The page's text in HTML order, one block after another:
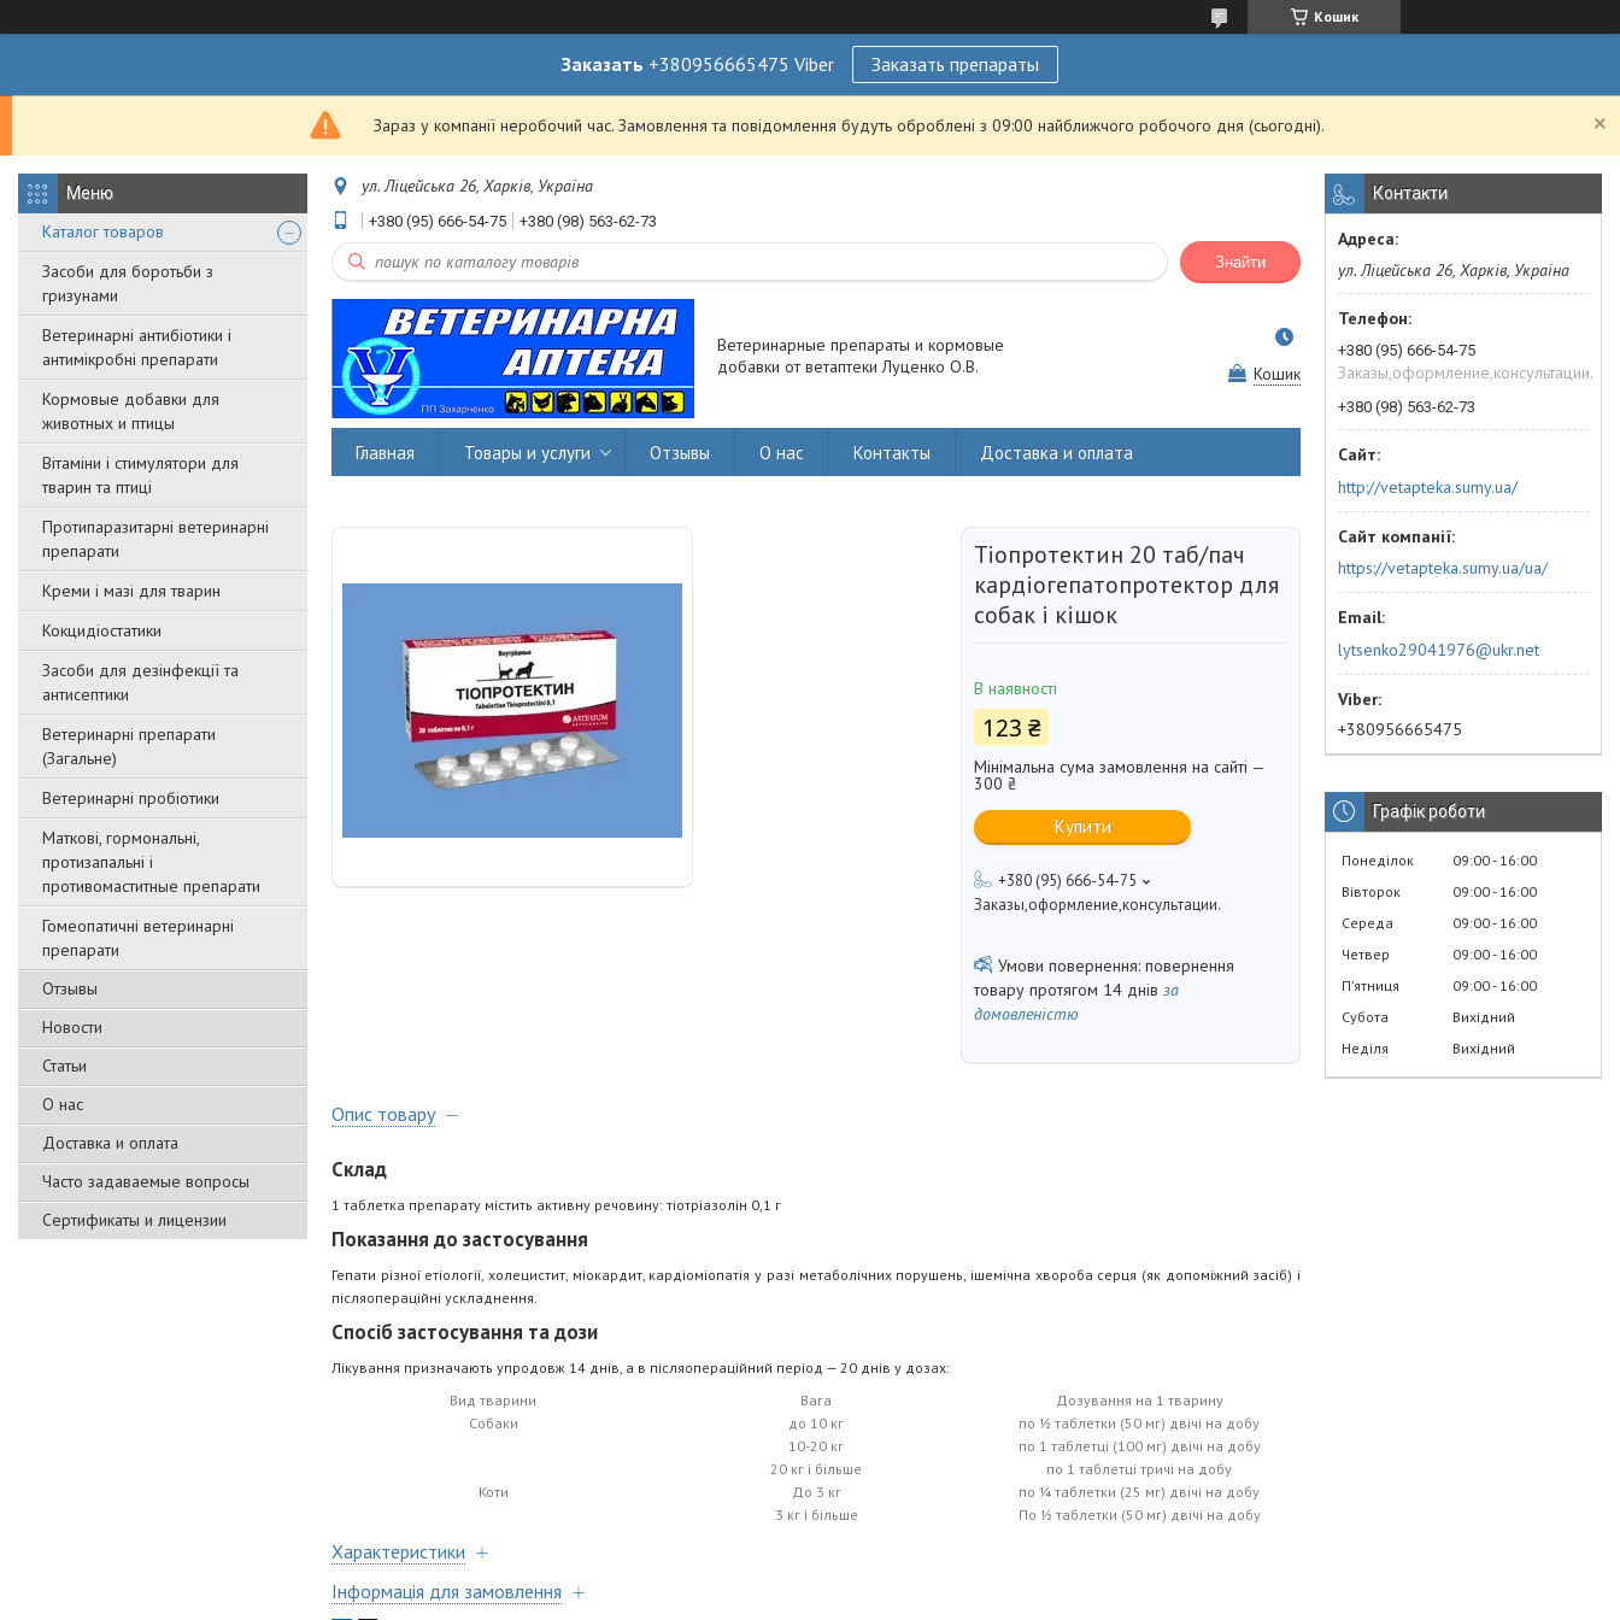
Кошик
Заказать +380956665475 Viber Заказать препараты
Зараз у компанії неробочий час. Замовлення та повідомлення будуть оброблені з 09:00 найближчого робочого дня (сьогодні).
Каталог товаров
Засоби для боротьби з
гризунами
Ветеринарні антибіотики і
антимікробні препарати
Кормовые добавки для
животных и птицы
Вітаміни і стимулятори для
тварин та птиці
Протипаразитарні ветеринарні
препарати
Креми і мазі для тварин
Кокцидіостатики
Засоби для дезінфекції та
антисептики
Ветеринарні препарати
(Загальне)
Ветеринарні пробіотики
Маткові, гормональні,
протизапальні і
противомаститные препарати
Гомеопатичні ветеринарні
препарати
Отзывы
Новости
Статьи
О нас
Доставка и оплата
Часто задаваемые вопросы
Сертификаты и лицензии
ул. Ліцейська 26, Харків, Україна
+380 (95) 666-54-75 +380 (98) 563-62-73
Знайти
Ветеринарные препараты и кормовые
добавки от ветаптеки Луценко О.В.
Кошик
Главная Товары и услуги Отзывы О нас Контакты Доставка и оплата
Тіопротектин 20 таб/пач
кардіогепатопротектор для
собак і кішок
В наявності
123 ₴
Мінімальна сума замовлення на сайті —
300 ₴
Купити
+380 (95) 666-54-75
Заказы,оформление,консультации.
повернення
товару протягом 14 днів за
домовленістю
Опис товару
Склад
1 таблетка препарату містить активну речовину: тіотріазолін 0,1 г
Показання до застосування
Гепати різної етіології, холецистит, міокардит, кардіоміопатія у разі метаболічних порушень, ішемічна хвороба серця (як допоміжний засіб) і
післяопераційні ускладнення.
Спосіб застосування та дози
Лікування призначають упродовж 14 днів, а в післяопераційний період — 20 днів у дозах:
Вид тварини
Вага
Дозування на 1 тварину
Собаки
до 10 кг
по 1⁄2 таблетки (50 мг) двічі на добу
10-20 кг
по 1 таблетці (100 мг) двічі на добу
20 кг і більше
по 1 таблетці тричі на добу
Коти
До 3 кг
по 1⁄4 таблетки (25 мг) двічі на добу
3 кг і більше
По 1⁄2 таблетки (50 мг) двічі на добу
Характеристики
Інформація для замовлення
Контакти
ул. Ліцейська 26, Харків, Україна
+380 (95) 666-54-75
Заказы,оформление,консультации.
+380 (98) 563-62-73
http://vetapteka.sumy.ua/
https://vetapteka.sumy.ua/ua/
lytsenko29041976@ukr.net
+380956665475
Графік роботи
Понеділок 09:00 16:00
Вівторок
09:00 16:00
Середа
09:00 16:00
Четвер
09:00 16:00
Пʼятниця
09:00 16:00
Субота
Вихідний
Неділя
Вихідний